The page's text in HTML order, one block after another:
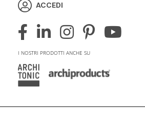
ACCEDI
I NOSTRI PRODOTTI ANCHE SU